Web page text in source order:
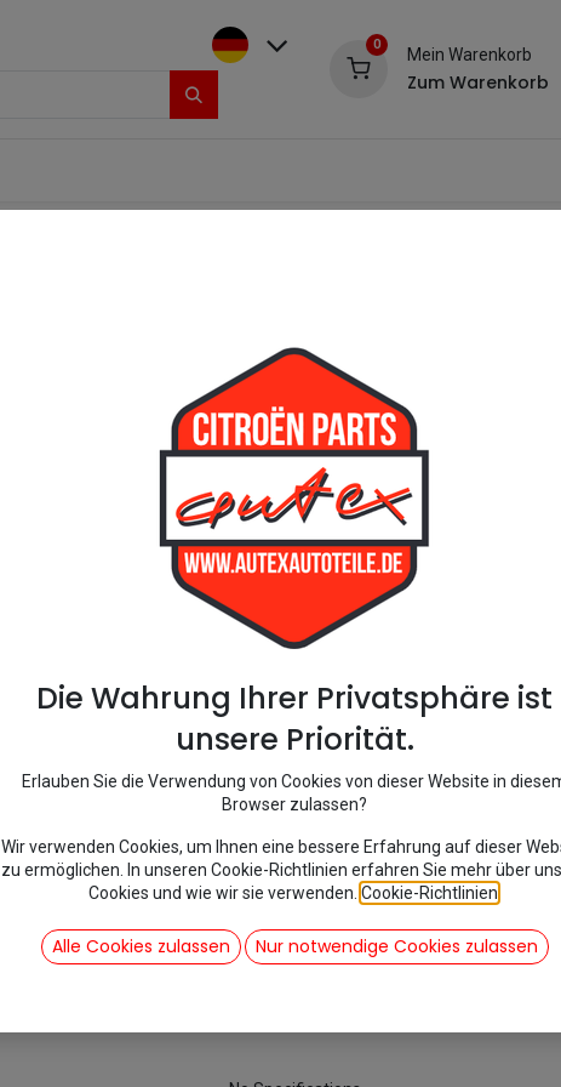
0
Mein Warenkorb
Zum Warenkorb
[5201539]
Verstärkungsblech
elektrolytisch verzinkt
Verstärkungsblech im Heckholm,
für die Aufnahme der
Geeignet für:
Acadiane
AK400
16,08
Auf die Wunschliste
Tags : Acadiane
Share :
Die Wahrung Ihrer Privatsphäre ist
unsere Priorität.
Erlauben Sie die Verwendung von Cookies von dieser Website in
Browser zulassen?
Wir verwenden Cookies, um Ihnen eine bessere Erfahrung auf dieser
zu ermöglichen. In unseren Cookie-Richtlinien erfahren Sie mehr über
Cookies und wie wir sie verwenden. Cookie-Richtlinien
Alle Cookies zulassen Nur notwendige Cookies zulassen